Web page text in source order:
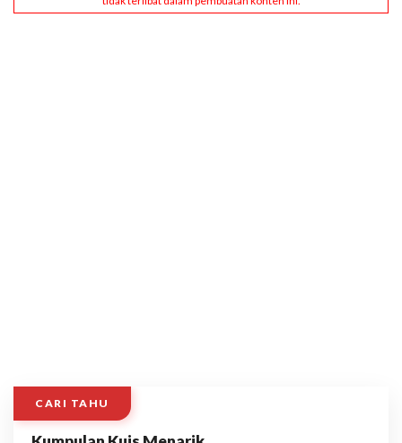
CARI TAHU